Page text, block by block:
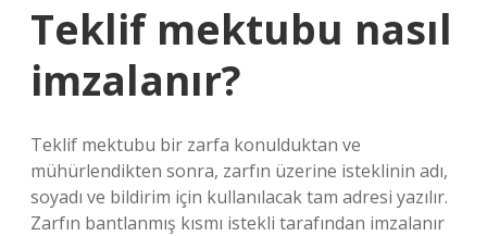
Teklif mektubu nasıl
imzalanır?
Teklif mektubu bir zarfa konulduktan ve
mühürlendikten sonra, zarfın üzerine isteklinin adı,
soyadı ve bildirim için kullanılacak tam adresi yazılır.
Zarfın bantlanmış kısmı istekli tarafından imzalanır